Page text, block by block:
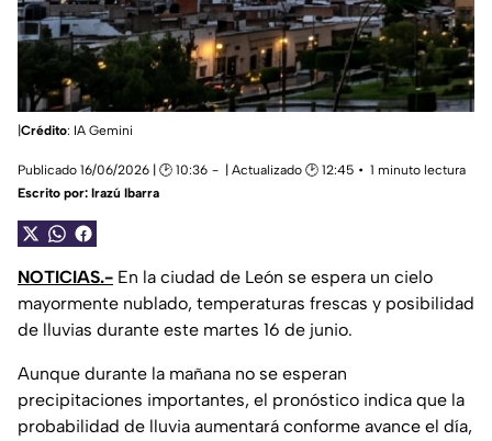
Crédito: IA Gemini
Publicado 16/06/2026 | 🕑 10:36 | Actualizado 🕑 12:45
1 minuto lectura
Escrito por: Irazú Ibarra
NOTICIAS.- En la ciudad de León se espera un cielo
mayormente nublado, temperaturas frescas y posibilidad
de lluvias durante este martes 16 de junio.
Aunque durante la mañana no se esperan
precipitaciones importantes, el pronóstico indica que la
probabilidad de lluvia aumentará conforme avance el día,